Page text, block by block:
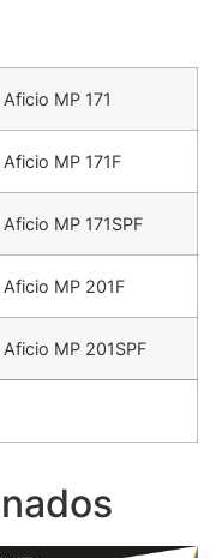
MP 171
MP 171F
MP 171SPF
Aficio MP 201F
MP 201SPF